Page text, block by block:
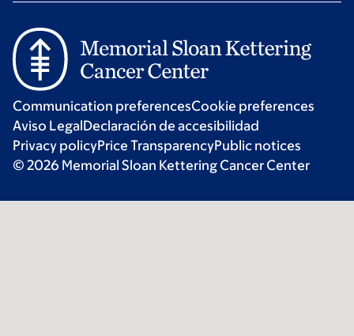
Communication preferencesCookie preferences
Aviso LegalDeclaración de accesibilidad
Privacy policyPrice TransparencyPublic notices
© 2026 Memorial Sloan Kettering Cancer Center